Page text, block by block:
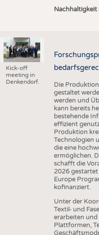
Nachhaltigkeit
Kick-off
meeting in
Denkendorf.
Die
gestaltet
werden und
kann bereits
bestehende
effizient
Produktion
Technologien
die eine
ermöglichen.
schafft die
2026
Europe
kofinanziert.
Unter der
Textil- und
erarbeiten
Plattformen,